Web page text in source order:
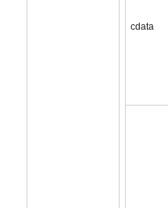
cdata